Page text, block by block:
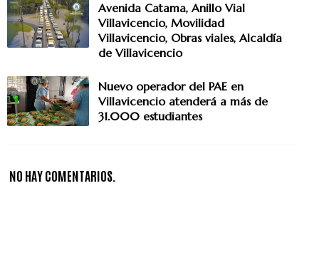
Avenida Catama, Anillo Vial
Villavicencio, Movilidad
Villavicencio, Obras viales, Alcaldía
de Villavicencio
Nuevo operador del PAE en
Villavicencio atenderá a más de
31.000 estudiantes
NO HAY COMENTARIOS.